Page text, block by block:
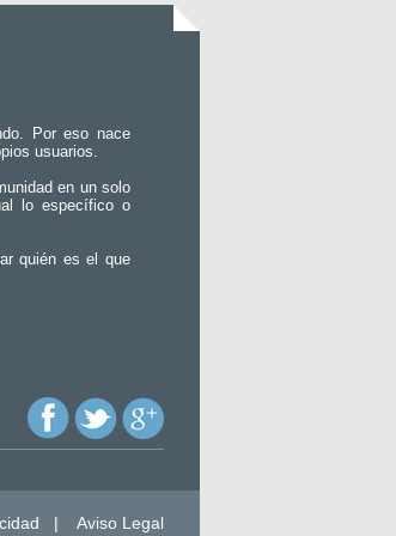
Por eso nace
usuarios.
en un solo
lo específico o
quién es el que
| Aviso Legal